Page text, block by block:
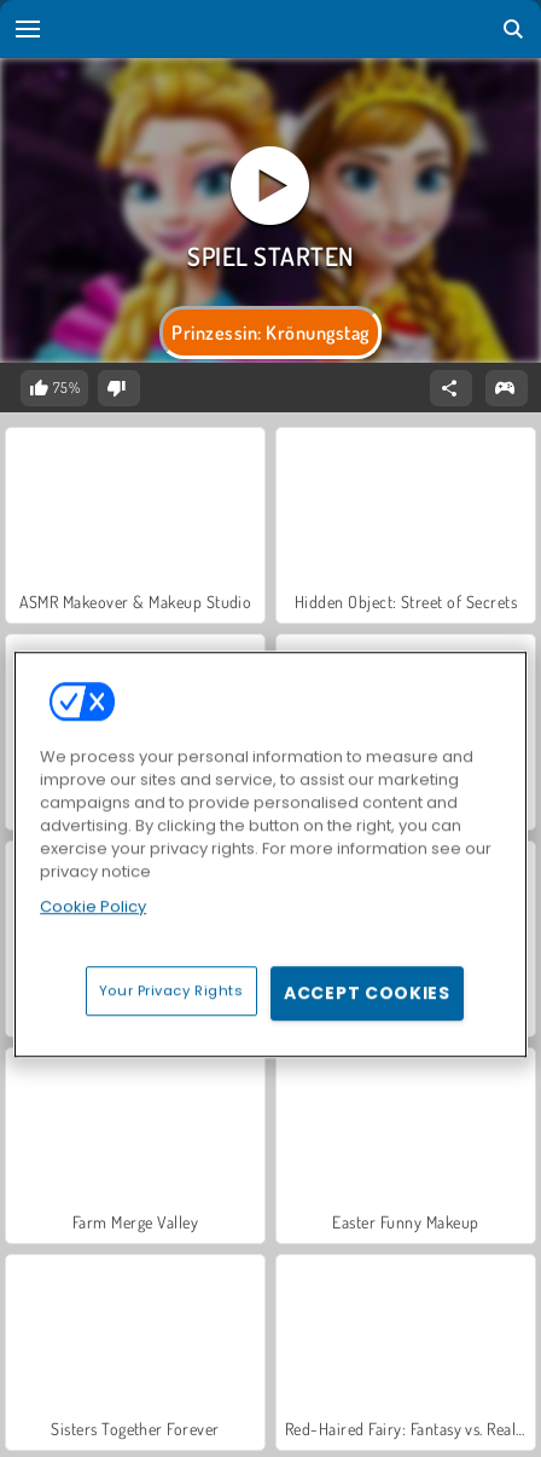
Prinzessin: Krönungstag
75%
ASMR Makeover & Makeup Studio Hidden Object: Street of Secrets
Car Parking City Duel VegaMix Da Vinci Puzzles
Let's Fish! World War 2 Shooter
Farm Merge Valley Easter Funny Makeup
Sisters Together Forever
We process your personal information to measure and
improve our sites and service, to assist our marketing
campaigns and to provide personalised content and
advertising. By clicking the button on the right, you can
exercise your privacy rights. For more information see our
privacy notice
Cookie Policy
Your Privacy Rights ACCEPT COOKIES